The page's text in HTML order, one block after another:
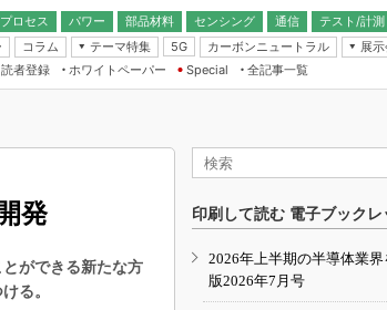
プロセス パワー 部品材料 センシング
通信
無線
テスト/計測
コラム
テーマ特集
）
5G カーボンニュートラル
展
IoT・エッジコンピューティング
EXPO
TECHNO-FRONTIER
人とくるま展
読者登録 ホワイトペーパー
Special
全記事一覧
発
ができる新たな方
る。
印刷して読む 電子ブックレ
2026年上半期の半導体業
版2026年7月号